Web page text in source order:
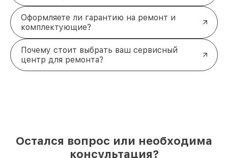
Оформляете ли гарантию на ремонт и
комплектующие?
Почему стоит выбрать ваш сервисный
центр для ремонта?
Остался вопрос или необходима
консультация?